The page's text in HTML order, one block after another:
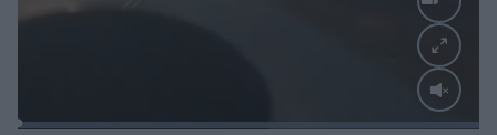
Loaded: